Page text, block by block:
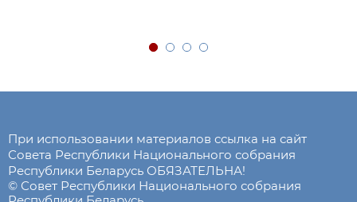
При использовании материалов ссылка на сайт
Совета Республики Национального собрания
Республики Беларусь ОБЯЗАТЕЛЬНА!
© Совет Республики Национального собрания